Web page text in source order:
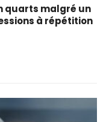
quarts malgré un
à répétition